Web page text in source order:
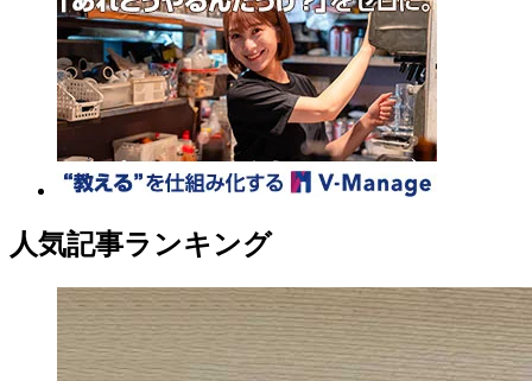
人気記事ランキング